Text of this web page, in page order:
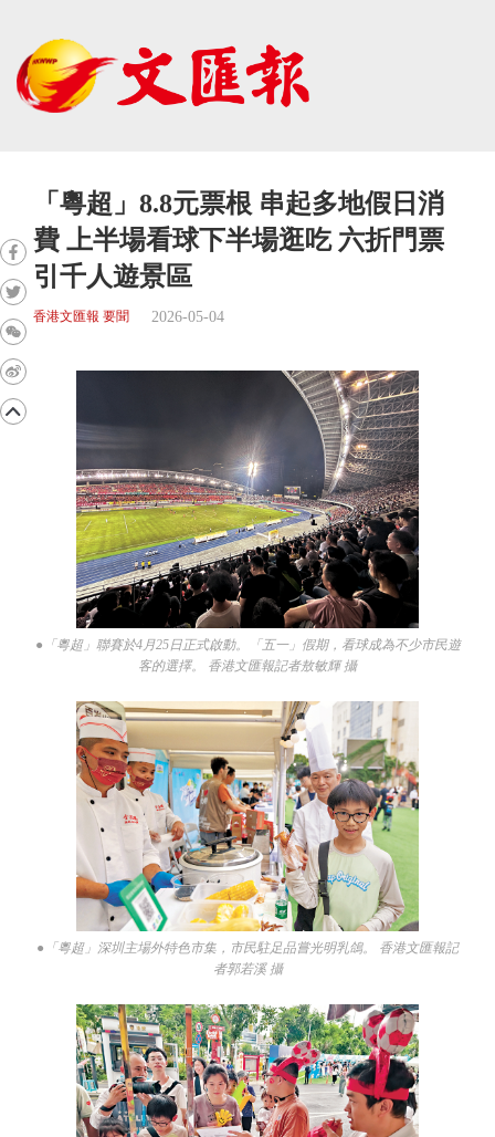
「粵超」8.8元票根 串起多地假日消
費 上半場看球下半場逛吃 六折門票
引千人遊景區
香港文匯報 要聞 2026-05-04
●「粵超」聯賽於4月25日正式啟動。「五一」假期，看球成為不少市民遊
客的選擇。 香港文匯報記者敖敏輝 攝
●「粵超」深圳主場外特色市集，市民駐足品嘗光明乳鴿。 香港文匯報記
者郭若溪 攝